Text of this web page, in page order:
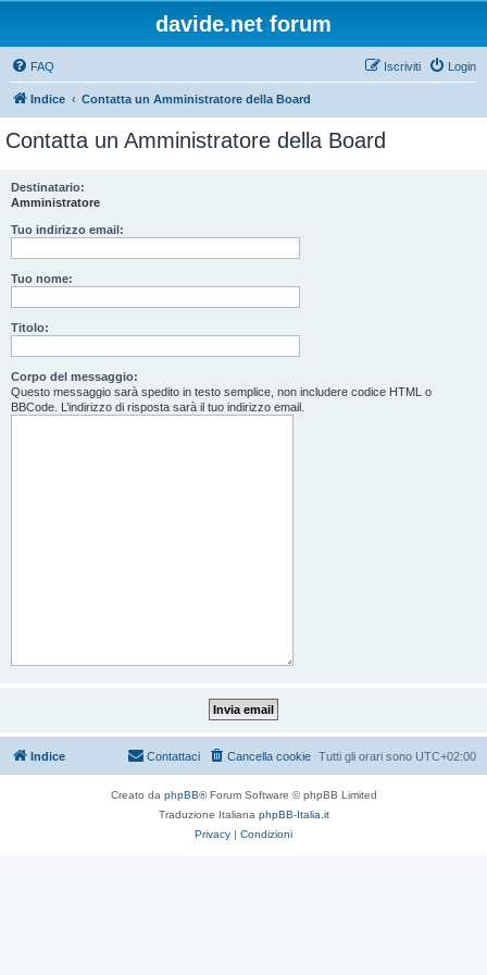
davide.net forum
FAQ Login
Iscriviti
Indice Contatta un Amministratore della Board
Contatta un Amministratore della Board
Destinatario:
Amministratore
Tuo indirizzo email:
Tuo nome:
Titolo:
Corpo del messaggio:
Questo messaggio sarà spedito in testo semplice, non includere codice HTML o
BBCode. L’indirizzo di risposta sarà il tuo indirizzo email.
Indice Tutti gli orari sono UTC+02:00
Cancella cookie
Contattaci
Creato da phpBB® Forum Software © phpBB Limited
Traduzione Italiana phpBB-Italia.it
Privacy | Condizioni